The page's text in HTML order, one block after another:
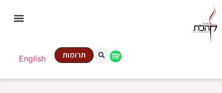
English תרומות